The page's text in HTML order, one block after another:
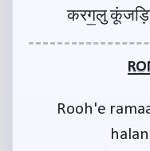
करग॒लु
Rooh'e